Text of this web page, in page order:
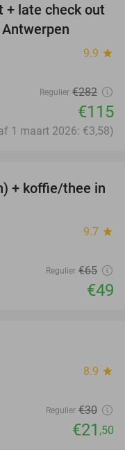
59%
+ late check out
9.9 star
Regulier €282
€115
1 maart 2026: €3,58)
25%
+ koffie/thee in
9.7 star
Regulier €65
€49
8.9 star
Regulier €30
€21 ,50